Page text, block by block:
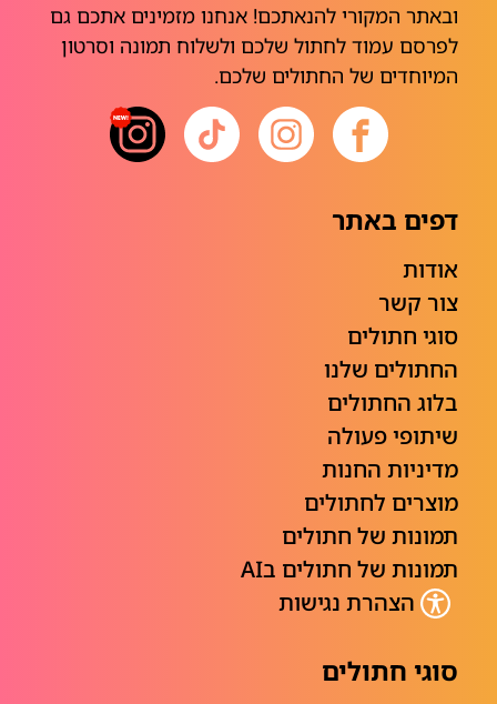
ובאתר המקורי להנאתכם! אנחנו מזמינים אתכם גם
לפרסם עמוד לחתול שלכם ולשלוח תמונה וסרטון
המיוחדים של החתולים שלכם.
דפים באתר
אודות
צור קשר
סוגי חתולים
החתולים שלנו
בלוג החתולים
שיתופי פעולה
מדיניות החנות
מוצרים לחתולים
תמונות של חתולים
תמונות של חתולים בAI
הצהרת נגישות
סוגי חתולים